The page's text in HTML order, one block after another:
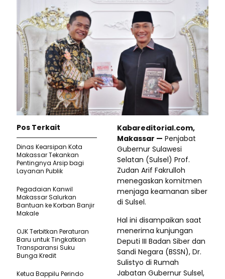
Kabareditorial.com,
Makassar — Penjabat
Gubernur Sulawesi
Selatan (Sulsel) Prof.
Zudan Arif Fakrulloh
menegaskan komitmen
menjaga keamanan siber
di Sulsel.
Hal ini disampaikan saat
menerima kunjungan
Deputi III Badan Siber dan
Sandi Negara (BSSN), Dr.
Sulistyo di Rumah
Jabatan Gubernur Sulsel,
Pos Terkait
Dinas Kearsipan Kota
Makassar Tekankan
Pentingnya Arsip bagi
Layanan Publik
Pegadaian Kanwil
Makassar Salurkan
Bantuan ke Korban Banjir
Makale
OJK Terbitkan Peraturan
Baru untuk Tingkatkan
Transparansi Suku
Bunga Kredit
Ketua Bappilu Perindo